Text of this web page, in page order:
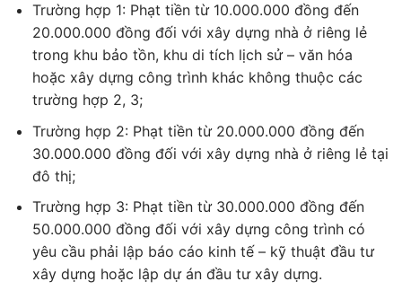
Trường hợp 1: Phạt tiền từ 10.000.000 đồng đến
20.000.000 đồng đối với xây dựng nhà ở riêng lẻ
trong khu bảo tồn, khu di tích lịch sử – văn hóa
hoặc xây dựng công trình khác không thuộc các
trường hợp 2, 3;
Trường hợp 2: Phạt tiền từ 20.000.000 đồng đến
30.000.000 đồng đối với xây dựng nhà ở riêng lẻ tại
đô thị;
Trường hợp 3: Phạt tiền từ 30.000.000 đồng đến
50.000.000 đồng đối với xây dựng công trình có
yêu cầu phải lập báo cáo kinh tế – kỹ thuật đầu tư
xây dựng hoặc lập dự án đầu tư xây dựng.